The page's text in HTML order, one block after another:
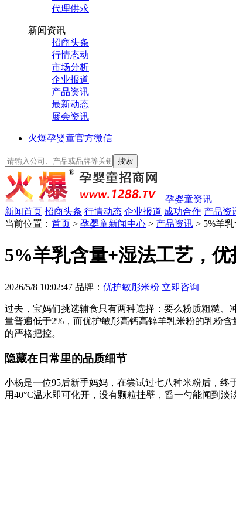
代理供求
新闻资讯
招商头条
行情态动
市场分析
企业报道
产品资讯
最新动态
展会资讯
火爆孕婴童官方微信
孕婴童资讯
新闻首页 招商头条 行情动态 企业报道 成功合作 产品资
当前位置： 首页 > 孕婴童新闻中心 > 产品资讯 > 5%羊
5%羊乳含量+湿法工艺，
2026/5/8 10:02:47 品牌： 优护敏彤米粉 立即咨询
过去，宝妈们挑选辅食只有两种选择：要么粉质粗糙
量普遍低于2%，而优护敏彤高钙高锌羊乳米粉的乳粉
的严格把控。
隐藏在日常里的品质细节
小杨是一位95后新手妈妈，在尝试过七八种米粉后，
用40°C温水即可化开，没有颗粒挂壁，舀一勺能闻到